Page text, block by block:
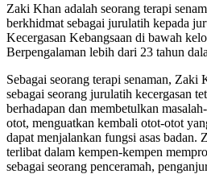
Zaki Khan adalah seorang terapi
berkhidmat sebagai jurulatih kepada
Kecergasan Kebangsaan di bawah
Berpengalaman lebih dari 23 tahun
Sebagai seorang terapi senaman, Zaki
sebagai seorang jurulatih kecergasan
berhadapan dan membetulkan
otot, menguatkan kembali otot-otot
dapat menjalankan fungsi asas badan.
terlibat dalam kempen-kempen
sebagai seorang penceramah,